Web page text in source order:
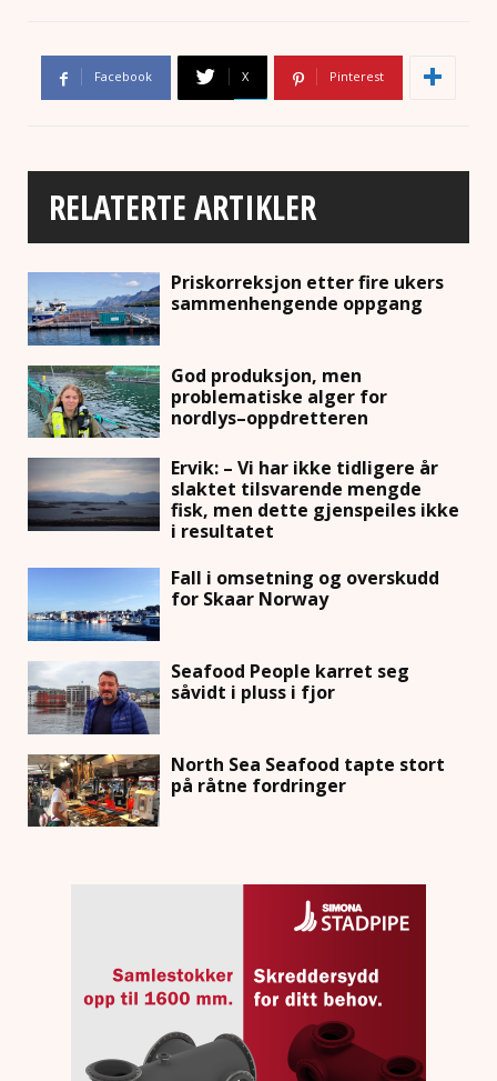
Facebook X Pinterest
RELATERTE ARTIKLER
Priskorreksjon etter fire ukers
sammenhengende oppgang
God produksjon, men
problematiske alger for
nordlys–oppdretteren
Ervik: – Vi har ikke tidligere år
slaktet tilsvarende mengde
fisk, men dette gjenspeiles ikke
i resultatet
Fall i omsetning og overskudd
for Skaar Norway
Seafood People karret seg
såvidt i pluss i fjor
North Sea Seafood tapte stort
på råtne fordringer